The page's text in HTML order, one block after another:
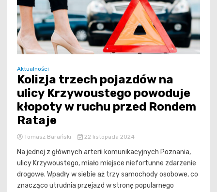
Aktualności
Kolizja trzech pojazdów na
ulicy Krzywoustego powoduje
kłopoty w ruchu przed Rondem
Rataje
Tomasz Barański 22 listopada 2024
Na jednej z głównych arterii komunikacyjnych Poznania,
ulicy Krzywoustego, miało miejsce niefortunne zdarzenie
drogowe. Wpadły w siebie aż trzy samochody osobowe, co
znacząco utrudnia przejazd w stronę popularnego